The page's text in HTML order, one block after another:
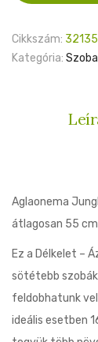
Cikkszám:
Kategória:
Aglaonema
átlagosan 55
Ez a Délkelet –
sötétebb
feldobhatunk
ideális esetben